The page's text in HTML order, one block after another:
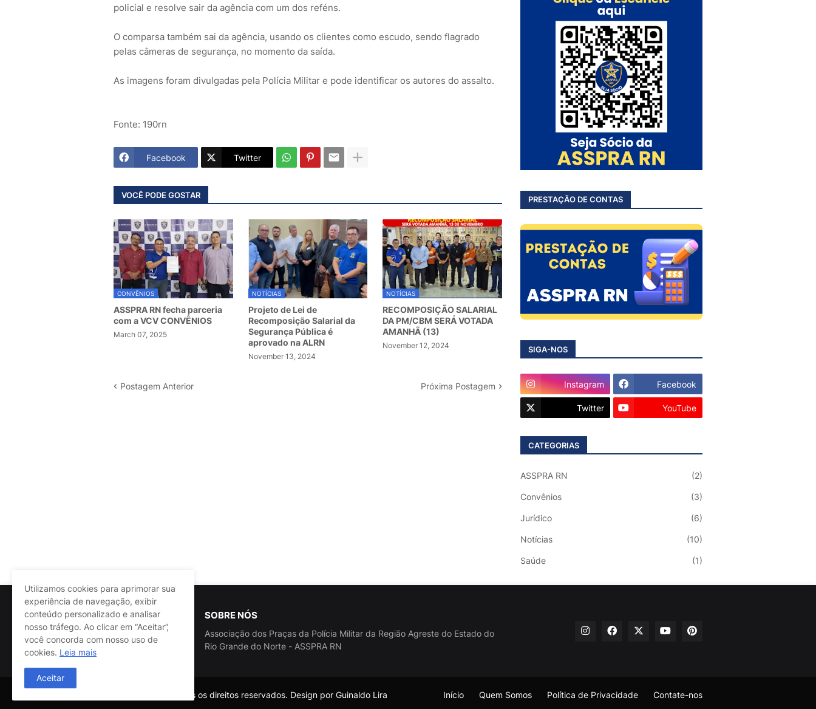
policial e resolve sair da agência com um dos reféns.
O comparsa também sai da agência, usando os clientes como escudo, sendo flagrado
pelas câmeras de segurança, no momento da saída.
As imagens foram divulgadas pela Polícia Militar e pode identificar os autores do assalto.
Fonte: 190rn
Facebook Twitter
VOCÊ PODE GOSTAR
CONVÊNIOS
ASSPRA RN fecha parceria
com a VCV CONVÊNIOS
March 07, 2025
NOTÍCIAS
Projeto de Lei de
Recomposição Salarial da
Segurança Pública é
aprovado na ALRN
November 13, 2024
NOTÍCIAS
RECOMPOSIÇÃO SALARIAL
DA PM/CBM SERÁ VOTADA
AMANHÃ (13)
November 12, 2024
Postagem Anterior Próxima Postagem
PRESTAÇÃO DE CONTAS
SIGA-NOS
Instagram Facebook
Twitter YouTube
CATEGORIAS
ASSPRA RN (2)
Convênios (3)
Jurídico (6)
Notícias (10)
Saúde (1)
SOBRE NÓS
Associação dos Praças da Polícia Militar da Região Agreste do Estado do
Rio Grande do Norte - ASSPRA RN
@ASSPRA RN Todos os direitos reservados. Design por Guinaldo Lira Início Quem Somos Política de Privacidade Contate-nos
Utilizamos cookies para aprimorar sua
experiência de navegação, exibir
conteúdo personalizado e analisar
nosso tráfego. Ao clicar em “Aceitar”,
você concorda com nosso uso de
cookies. Leia mais
Aceitar